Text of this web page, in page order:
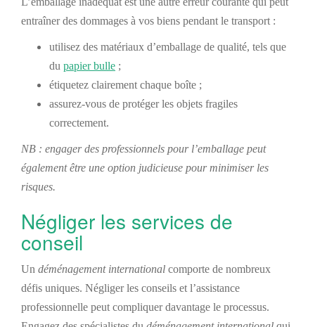
entraîner des dommages à vos biens pendant le transport :
utilisez des matériaux d’emballage de qualité, tels que
du papier bulle ;
étiquetez clairement chaque boîte ;
assurez-vous de protéger les objets fragiles
correctement.
NB : engager des professionnels pour l’emballage peut
également être une option judicieuse pour minimiser les
risques.
Négliger les services de
conseil
Un déménagement international comporte de nombreux
défis uniques. Négliger les conseils et l’assistance
professionnelle peut compliquer davantage le processus.